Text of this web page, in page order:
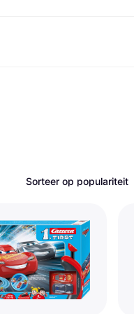
Sorteer op populariteit